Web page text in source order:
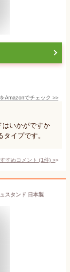
Amazonでチェック >>
いかがですか
イプです。
すめコメント (1件) >
スタンド 日本製